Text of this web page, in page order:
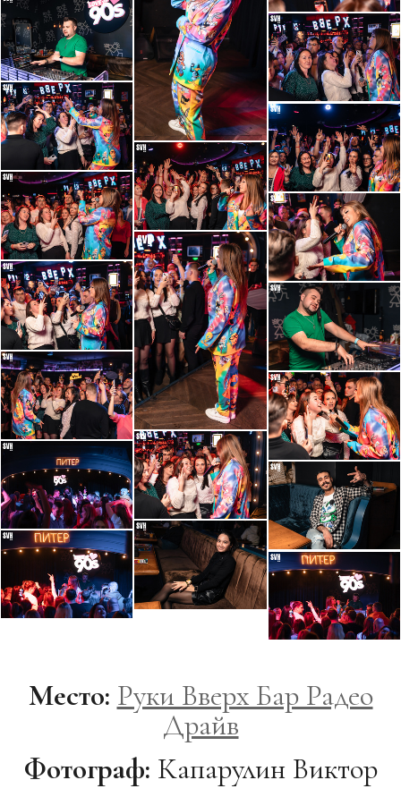
Место: Руки Вверх Бар Радео
Драйв
Фотограф: Капарулин Виктор